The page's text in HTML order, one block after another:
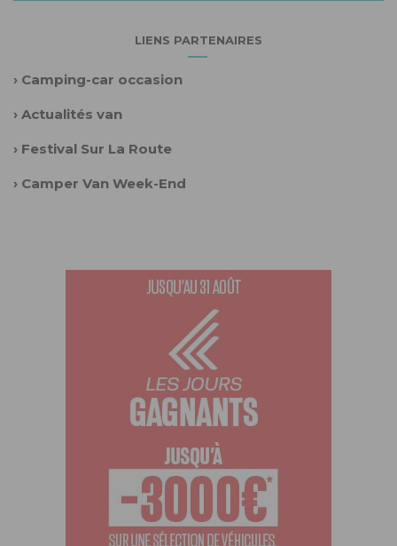
LIENS PARTENAIRES
› Camping-car occasion
› Actualités van
› Festival Sur La Route
› Camper Van Week-End